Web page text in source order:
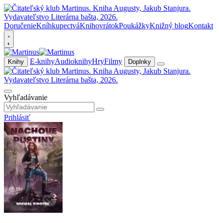
DoručenieKníhkupectváKnihovrátokPoukážkyKnižný blogKontakt
Knihy E-knihyAudioknihyHryFilmy Doplnky
Vyhľadávanie
Prihlásiť